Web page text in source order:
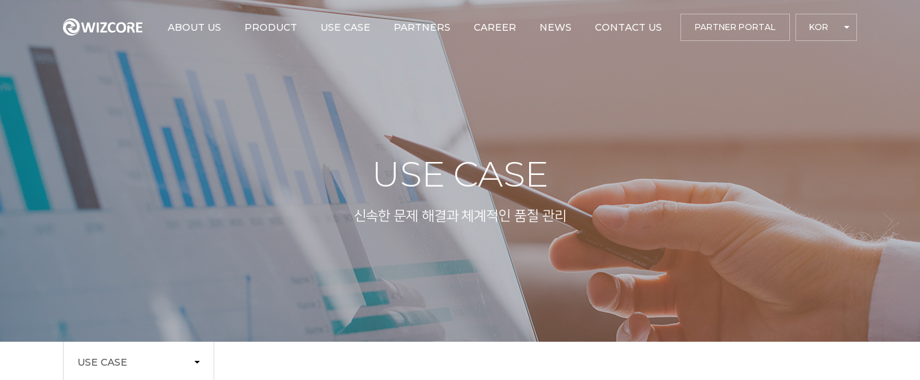
ABOUT US PRODUCT USE CASE PARTNERS CAREER NEWS CONTACT US PARTNER PORTAL KOR
USE CASE
신속한 문제 해결과 체계적인 품질 관리
USE CASE